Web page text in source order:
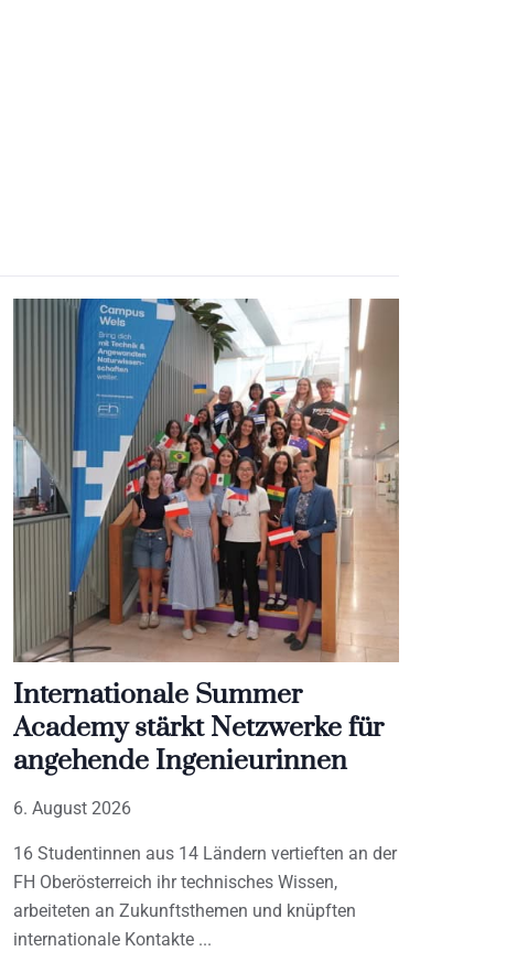
Internationale Summer
Academy stärkt Netzwerke für
angehende Ingenieurinnen
6. August 2026
16 Studentinnen aus 14 Ländern vertieften an der
FH Oberösterreich ihr technisches Wissen,
arbeiteten an Zukunftsthemen und knüpften
internationale Kontakte